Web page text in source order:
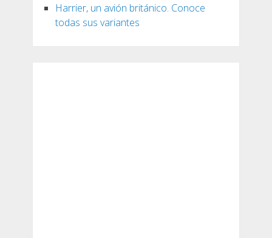
Harrier, un avión británico. Conoce
todas sus variantes